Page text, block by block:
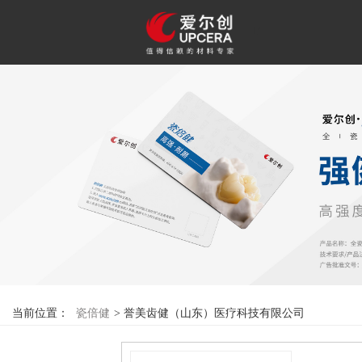
当前位置： 瓷倍健 > 誉美齿健（山东）医疗科技有限公司